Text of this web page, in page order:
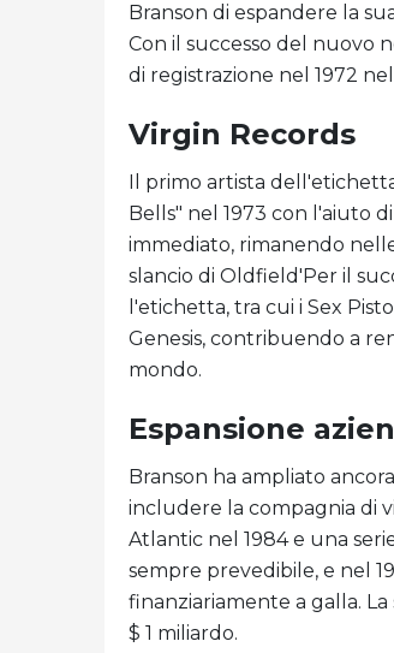
Branson di espandere la
Con il successo del nuovo
di registrazione nel 1972
Virgin Records
Il primo artista
Bells" nel 1973 con l'aiuto
immediato, rimanendo
slancio di Oldfield'Per il
l'etichetta, tra cui i Sex
Genesis, contribuendo a
mondo.
Espansione
Branson ha ampliato
includere la compagnia di
Atlantic nel 1984 e una
sempre prevedibile, e nel
finanziariamente a galla.
$ 1 miliardo.